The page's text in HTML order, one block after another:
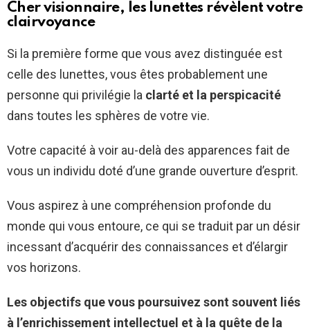
Cher visionnaire, les lunettes révèlent votre
clairvoyance
Si la première forme que vous avez distinguée est
celle des lunettes, vous êtes probablement une
personne qui privilégie la clarté et la perspicacité
dans toutes les sphères de votre vie.
Votre capacité à voir au-delà des apparences fait de
vous un individu doté d’une grande ouverture d’esprit.
Vous aspirez à une compréhension profonde du
monde qui vous entoure, ce qui se traduit par un désir
incessant d’acquérir des connaissances et d’élargir
vos horizons.
Les objectifs que vous poursuivez sont souvent liés
à l’enrichissement intellectuel et à la quête de la